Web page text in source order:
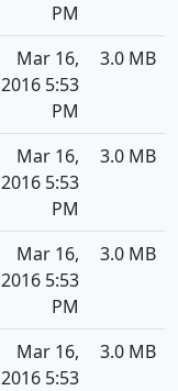
PM
Mar 16,
2016 5:53
PM
3.0 MB
Mar 16,
2016 5:53
PM
3.0 MB
Mar 16,
2016 5:53
PM
3.0 MB
Mar 16,
2016 5:53
3.0 MB